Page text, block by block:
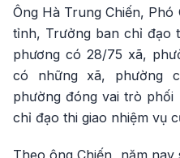
Ông Hà Trung Chiến,
tỉnh, Trưởng ban chỉ đạo
phương có 28/75 xã,
có những xã, phường
phường đóng vai trò
chỉ đạo thi giao nhiệm vụ